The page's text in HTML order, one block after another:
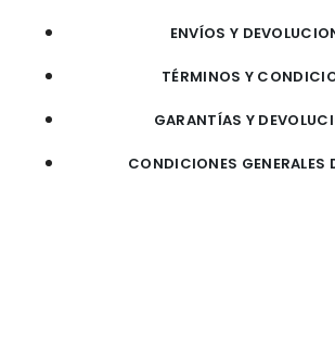
ENVÍOS Y
TÉRMINOS Y
GARANTÍAS Y
CONDICIONES GENERALES